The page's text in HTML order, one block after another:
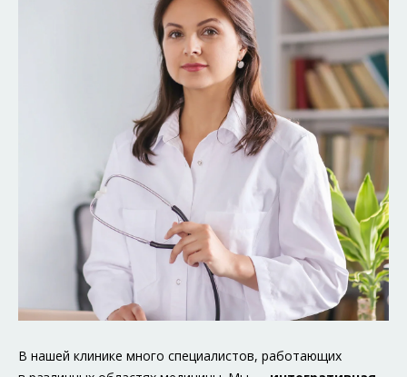
В нашей клинике много специалистов, работающих